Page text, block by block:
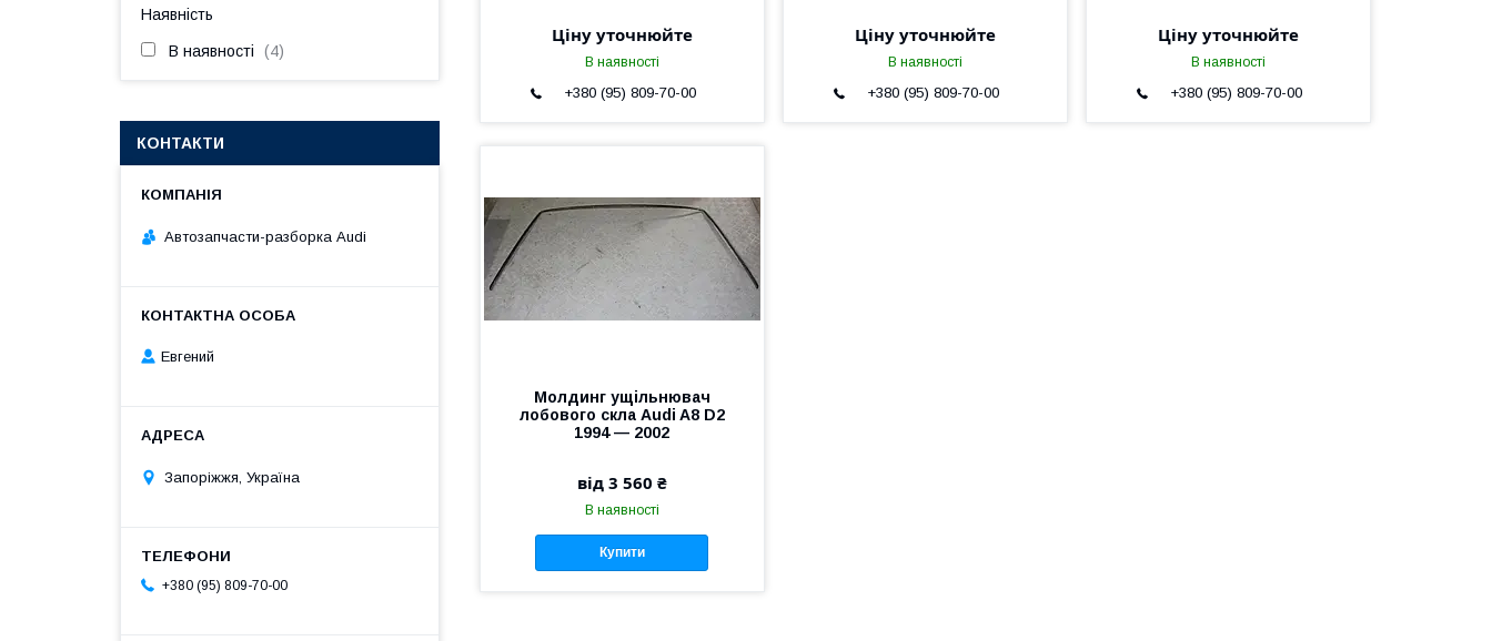
Ціну уточнюйте
В наявності
+380 (95) 809-70-00
Ціну уточнюйте
В наявності
+380 (95) 809-70-00
Ціну уточнюйте
В наявності
+380 (95) 809-70-00
Молдинг ущільнювач
лобового скла Audi A8 D2
1994 — 2002
від 3 560 ₴
В наявності
Купити
Наявність
В наявності 4
КОНТАКТИ
Автозапчасти-разборка Audi
Евгений
Запоріжжя, Україна
+380 (95) 809-70-00